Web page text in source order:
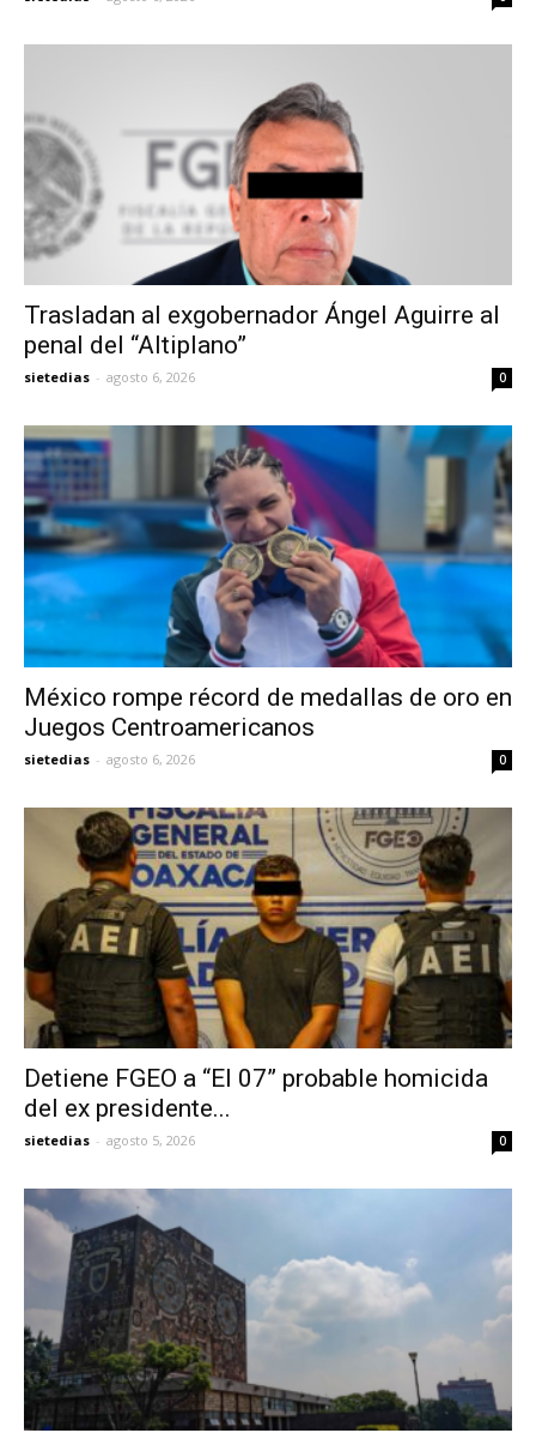
Trasladan al exgobernador Ángel Aguirre al
penal del “Altiplano”
sietedias - agosto 6, 2026 0
México rompe récord de medallas de oro en
Juegos Centroamericanos
sietedias - agosto 6, 2026 0
Detiene FGEO a “El 07” probable homicida
del ex presidente...
sietedias - agosto 5, 2026 0